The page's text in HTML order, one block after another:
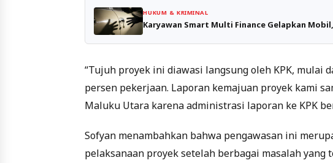
HUKUM & KRIMINAL
Karyawan Smart Multi Finance Gelapkan
“Tujuh proyek ini diawasi langsung oleh KPK, mulai
persen pekerjaan. Laporan kemajuan proyek kami
Maluku Utara karena administrasi laporan ke KPK
Sofyan menambahkan bahwa pengawasan ini
pelaksanaan proyek setelah berbagai masalah yang